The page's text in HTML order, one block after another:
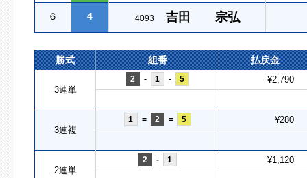
６ 4 4093 吉田 宗弘
勝式 組番 払戻金
3連単
2 - 1 - 5 ¥2,790
3連複
1 = 2 = 5 ¥280
2連単
2 - 1 ¥1,120